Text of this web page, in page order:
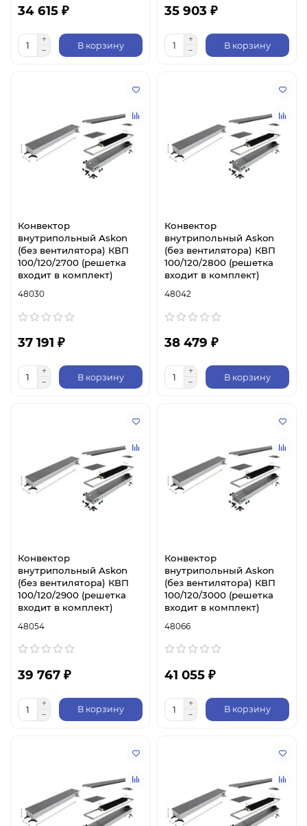
34 615 ₽
В корзину
35 903 ₽
В корзину
Конвектор
внутрипольный Askon
(без вентилятора) КВП
100/120/2700 (решетка
входит в комплект)
48030
37 191 ₽
В корзину
Конвектор
внутрипольный Askon
(без вентилятора) КВП
100/120/2800 (решетка
входит в комплект)
48042
38 479 ₽
В корзину
Конвектор
внутрипольный Askon
(без вентилятора) КВП
100/120/2900 (решетка
входит в комплект)
48054
39 767 ₽
В корзину
Конвектор
внутрипольный Askon
(без вентилятора) КВП
100/120/3000 (решетка
входит в комплект)
48066
41 055 ₽
В корзину